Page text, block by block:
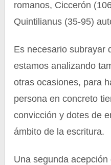
romanos, Ciccerón
Quintilianus (35-95)
Es necesario subrayar
estamos analizando
otras ocasiones, para
persona en concreto
convicción y dotes de
ámbito de la escritura.
Una segunda